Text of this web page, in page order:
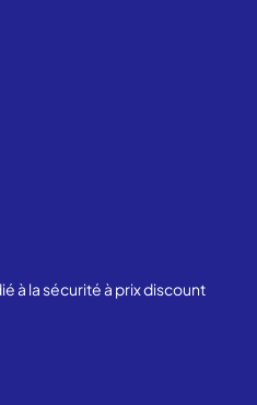
à la sécurité à prix discount